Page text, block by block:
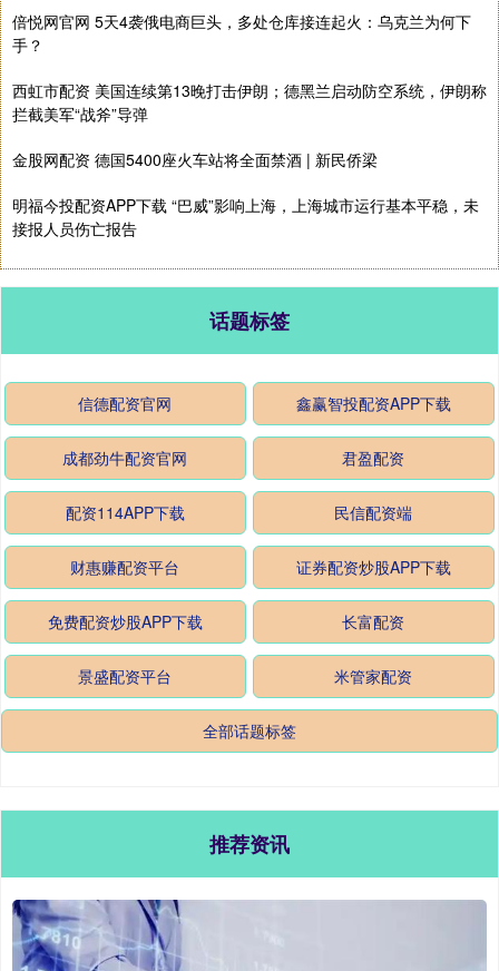
倍悦网官网 5天4袭俄电商巨头，多处仓库接连起火：乌克兰为何下
手？
西虹市配资 美国连续第13晚打击伊朗；德黑兰启动防空系统，伊朗称
拦截美军“战斧”导弹
金股网配资 德国5400座火车站将全面禁酒 | 新民侨梁
明福今投配资APP下载 “巴威”影响上海，上海城市运行基本平稳，未
接报人员伤亡报告
话题标签
信德配资官网 鑫赢智投配资APP下载
成都劲牛配资官网 君盈配资
配资114APP下载 民信配资端
财惠赚配资平台 证券配资炒股APP下载
免费配资炒股APP下载 长富配资
景盛配资平台 米管家配资
全部话题标签
推荐资讯